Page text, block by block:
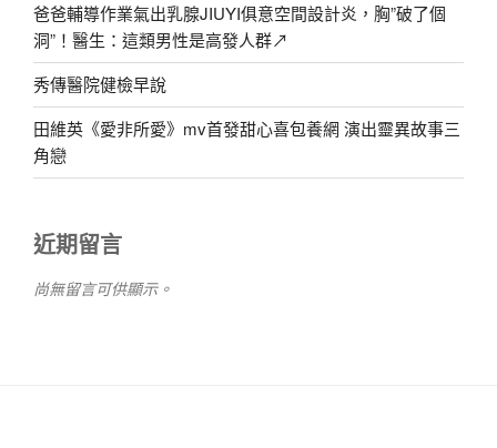
爸爸輔導作業氣出乳腺JIUYI俱意空間設計炎，胸”破了個
洞”！醫生：這類男性是高發人群↗
秀傳醫院健檢早說
田維英《愛非所愛》mv首發甜心喜包養網 演出靈異故事三
角戀
近期留言
尚無留言可供顯示。